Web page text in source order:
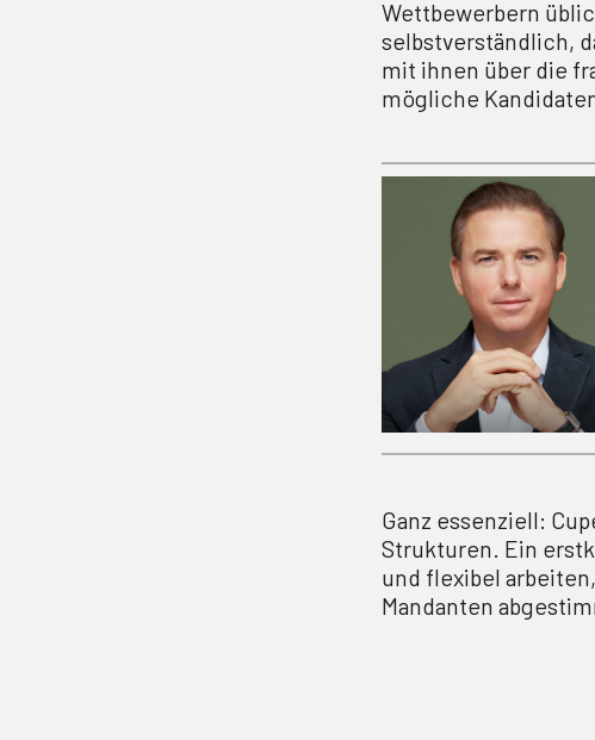
Wettbewerbern
selbstverständlich,
mit ihnen über die
mögliche
Ganz essenziell:
Strukturen. Ein
und flexibel
Mandanten